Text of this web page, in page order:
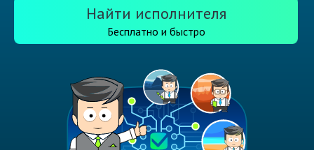
Найти исполнителя
Бесплатно и быстро